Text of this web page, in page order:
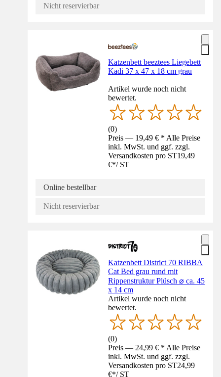
Nicht reservierbar
Katzenbett beeztees Liegebett
Kadi 37 x 47 x 18 cm grau
Artikel wurde noch nicht
bewertet.
(0)
Preis — 19,49 € * Alle Preise
inkl. MwSt. und ggf. zzgl.
Versandkosten pro ST19,49
€*/ ST
Online bestellbar
Nicht reservierbar
Katzenbett District 70 RIBBA
Cat Bed grau rund mit
Rippenstruktur Plüsch ⌀ ca. 45
x 14 cm
Artikel wurde noch nicht
bewertet.
(0)
Preis — 24,99 € * Alle Preise
inkl. MwSt. und ggf. zzgl.
Versandkosten pro ST24,99
€*/ ST